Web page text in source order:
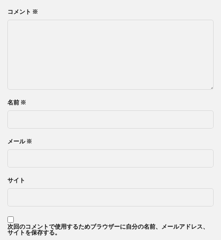
コメント ※
名前 ※
メール※
サイト
次回のコメントで使用するためブラウザーに自分の名前、メールアドレス、
サイトを保存する。